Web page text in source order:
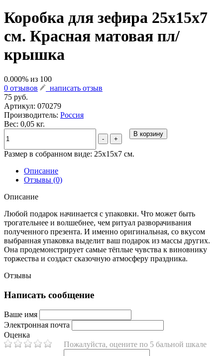
Коробка для зефира 25х15х7
см. Красная матовая пл/
крышка
0.000% из 100
0 отзывов
написать отзыв
75 руб.
Артикул: 070279
Производитель: Россия
Вес: 0,05 кг.
- +
В корзину
Размер в собранном виде: 25х15х7 см.
Описание
Отзывы (0)
Описание
Любой подарок начинается с упаковки. Что может быть
трогательнее и волшебнее, чем ритуал разворачивания
полученного презента. И именно оригинальная, со вкусом
выбранная упаковка выделит ваш подарок из массы других.
Она продемонстрирует самые тёплые чувства к виновнику
торжества и создаст сказочную атмосферу праздника.
Отзывы
Написать сообщение
Ваше имя
Электронная почта
Оценка
Пожалуйста, оцените по 5 бальной шкале